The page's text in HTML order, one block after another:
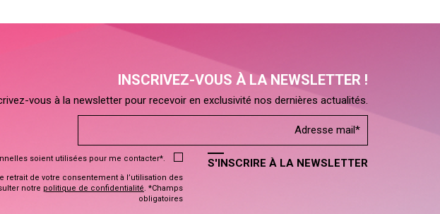
INSCRIVEZ-VOUS À LA NEWSLETTER !
vous à la newsletter pour recevoir en exclusivité nos dernières actualités.
soient utilisées pour me contacter*.
de votre consentement à l’utilisation des
notre politique de confidentialité. *Champs
obligatoires
S'INSCRIRE À LA NEWSLETTER